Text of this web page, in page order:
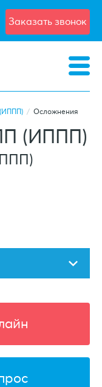
Заказать звонок
/ Осложнения
(ИППП)